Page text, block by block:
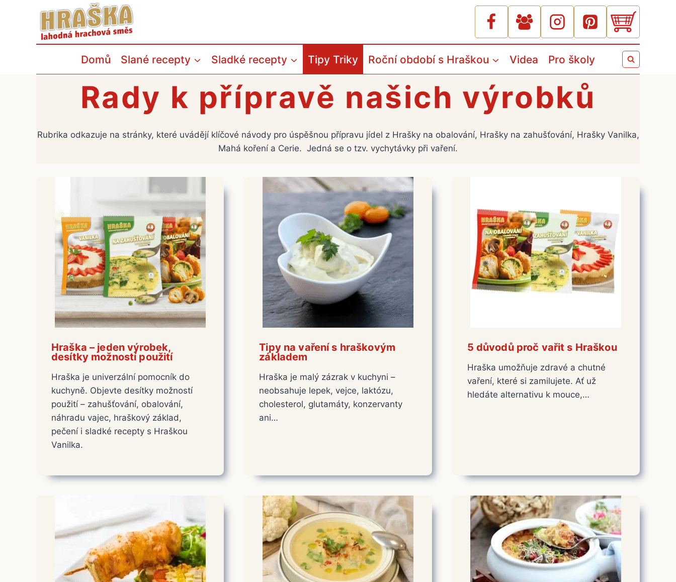
Domů Slané recepty Sladké recepty Tipy Triky Roční období s Hraškou Videa Pro školy
Rady k přípravě našich výrobků
Rubrika odkazuje na stránky, které uvádějí klíčové návody pro úspěšnou přípravu jídel z Hrašky na obalování, Hrašky na zahušťování, Hrašky Vanilka,
Mahá koření a Cerie. Jedná se o tzv. vychytávky při vaření.
Hraška – jeden výrobek,
desítky možností použití
Hraška je univerzální pomocník do
kuchyně. Objevte desítky možností
použití – zahušťování, obalování,
náhradu vajec, hraškový základ,
pečení i sladké recepty s Hraškou
Vanilka.
Tipy na vaření s hraškovým
základem
Hraška je malý zázrak v kuchyni –
neobsahuje lepek, vejce, laktózu,
cholesterol, glutamáty, konzervanty
ani…
5 důvodů proč vařit s Hraškou
Hraška umožňuje zdravé a chutné
vaření, které si zamilujete. Ať už
hledáte alternativu k mouce,…